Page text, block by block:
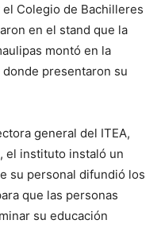
el Colegio de Bachilleres
en el stand que la
montó en la
presentaron su
general del ITEA,
el instituto instaló un
su personal difundió los
que las personas
su educación